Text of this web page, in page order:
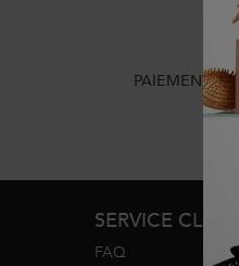
PAIEMENT EN
SERVICE CLIENT
FAQ